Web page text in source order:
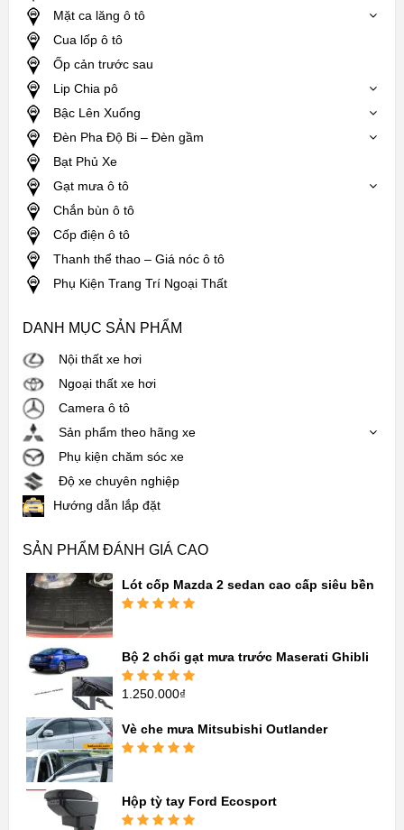
Mặt ca lăng ô tô
Cua lốp ô tô
Ốp cản trước sau
Lip Chia pô
Bậc Lên Xuống
Đèn Pha Độ Bi – Đèn gầm
Bạt Phủ Xe
Gạt mưa ô tô
Chắn bùn ô tô
Cốp điện ô tô
Thanh thể thao – Giá nóc ô tô
Phụ Kiện Trang Trí Ngoại Thất
DANH MỤC SẢN PHẨM
Nội thất xe hơi
Ngoại thất xe hơi
Camera ô tô
Sản phẩm theo hãng xe
Phụ kiện chăm sóc xe
Độ xe chuyên nghiệp
Hướng dẫn lắp đặt
SẢN PHẨM ĐÁNH GIÁ CAO
Lót cốp Mazda 2 sedan cao cấp siêu bền
Bộ 2 chổi gạt mưa trước Maserati Ghibli
Được xếp
1.250.000₫
Vè che mưa Mitsubishi Outlander
Hộp tỳ tay Ford Ecosport